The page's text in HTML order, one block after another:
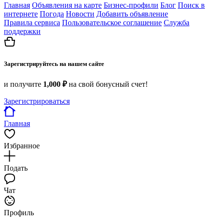
Главная Объявления на карте Бизнес-профили Блог Поиск в
интернете Погода Новости Добавить объявление
Правила сервиса Пользовательское соглашение Служба
поддержки
Зарегистрируйтесь на нашем сайте
и получите 1,000 ₽на свой бонусный счет!
Зарегистрироваться
Главная
Избранное
Подать
Чат
Профиль